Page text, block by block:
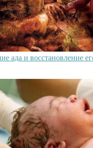
ада и восстановление